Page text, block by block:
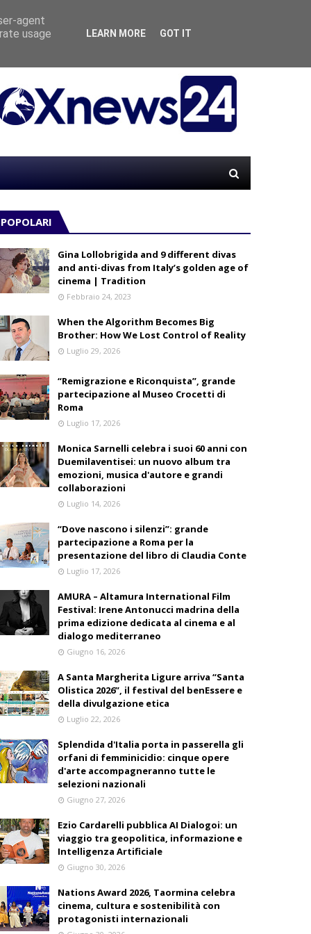
POPOLARI
Gina Lollobrigida and 9 different divas
and anti-divas from Italy’s golden age of
cinema | Tradition
Febbraio 24, 2023
When the Algorithm Becomes Big
Brother: How We Lost Control of Reality
Luglio 29, 2026
“Remigrazione e Riconquista”, grande
partecipazione al Museo Crocetti di
Roma
Luglio 17, 2026
Monica Sarnelli celebra i suoi 60 anni con
Duemilaventisei: un nuovo album tra
emozioni, musica d'autore e grandi
collaborazioni
Luglio 14, 2026
“Dove nascono i silenzi”: grande
partecipazione a Roma per la
presentazione del libro di Claudia Conte
Luglio 17, 2026
AMURA – Altamura International Film
Festival: Irene Antonucci madrina della
prima edizione dedicata al cinema e al
dialogo mediterraneo
Giugno 16, 2026
A Santa Margherita Ligure arriva “Santa
Olistica 2026”, il festival del benEssere e
della divulgazione etica
Luglio 22, 2026
Splendida d'Italia porta in passerella gli
orfani di femminicidio: cinque opere
d'arte accompagneranno tutte le
selezioni nazionali
Giugno 27, 2026
Ezio Cardarelli pubblica AI Dialogoi: un
viaggio tra geopolitica, informazione e
Intelligenza Artificiale
Giugno 30, 2026
Nations Award 2026, Taormina celebra
cinema, cultura e sostenibilità con
protagonisti internazionali
agent
usage
LEARN MORE GOT IT